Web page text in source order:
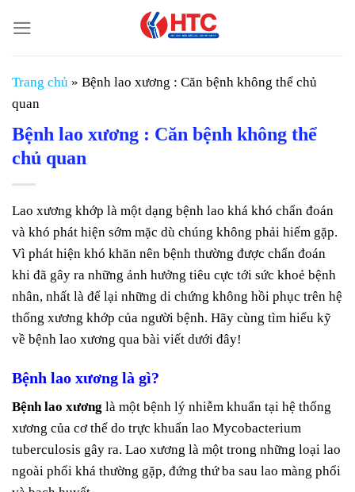
đến
nội
dung
Trang chủ » Bệnh lao xương : Căn bệnh không thể chủ
quan
Bệnh lao xương : Căn bệnh không thể
chủ quan
Lao xương khớp là một dạng bệnh lao khá khó chẩn đoán
và khó phát hiện sớm mặc dù chúng không phải hiếm gặp.
Vì phát hiện khó khăn nên bệnh thường được chẩn đoán
khi đã gây ra những ảnh hưởng tiêu cực tới sức khoẻ bệnh
nhân, nhất là để lại những di chứng không hồi phục trên hệ
thống xương khớp của người bệnh. Hãy cùng tìm hiểu kỹ
về bệnh lao xương qua bài viết dưới đây!
Bệnh lao xương là gì?
Bệnh lao xương là một bệnh lý nhiễm khuẩn tại hệ thống
xương của cơ thể do trực khuẩn lao Mycobacterium
tuberculosis gây ra. Lao xương là một trong những loại lao
ngoài phổi khá thường gặp, đứng thứ ba sau lao màng phổi